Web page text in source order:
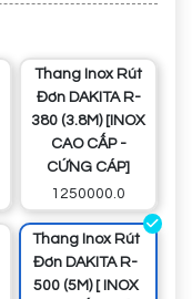
Thang Inox Rút
Đơn DAKITA R-
380 (3.8M) [INOX
CAO CẤP -
CỨNG CÁP]
1250000.0
Thang Inox Rút
Đơn DAKITA R-
500 (5M) [ INOX